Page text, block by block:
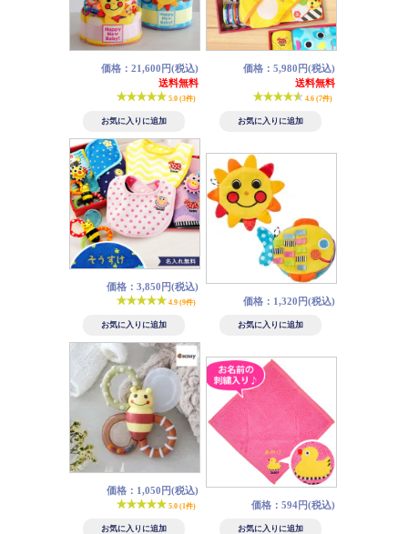
価格：21,600円(税込)
送料無料
5.0 (3件)
価格：5,980円(税込)
送料無料
4.6 (7件)
価格：3,850円(税込)
4.9 (9件) 価格：1,320円(税込)
価格：1,050円(税込)
5.0 (1件) 価格：594円(税込)